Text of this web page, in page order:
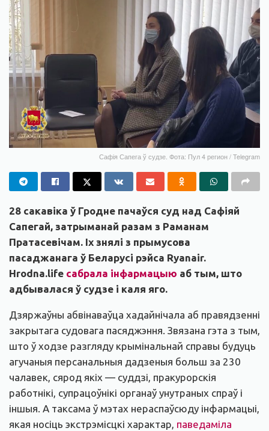
Сафія Сапега ў судзе. Фота: Пул 4 регион / Telegram
28 сакавіка ў Гродне пачаўся суд над Сафіяй
Сапегай, затрыманай разам з Раманам
Пратасевічам. Іх знялі з прымусова
пасаджанага ў Беларусі рэйса Ryanair.
Hrodna.life сабрала інфармацыю аб тым, што
адбывалася ў судзе і каля яго.
Дзяржаўны абвінаваўца хадайнічала аб правядзенні
закрытага судовага пасяджэння. Звязана гэта з тым,
што ў ходзе разгляду крымінальнай справы будуць
агучаныя персанальныя дадзеныя больш за 230
чалавек, сярод якіх — суддзі, пракурорскія
работнікі, супрацоўнікі органаў унутраных спраў і
іншыя. А таксама ў мэтах нераспаўсюду інфармацыі,
якая носіць экстрэмісцкі характар, паведаміла